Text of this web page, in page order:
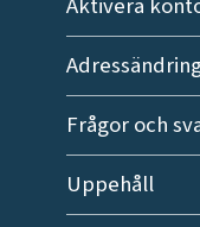
Aktivera
Frågor och
Uppehåll